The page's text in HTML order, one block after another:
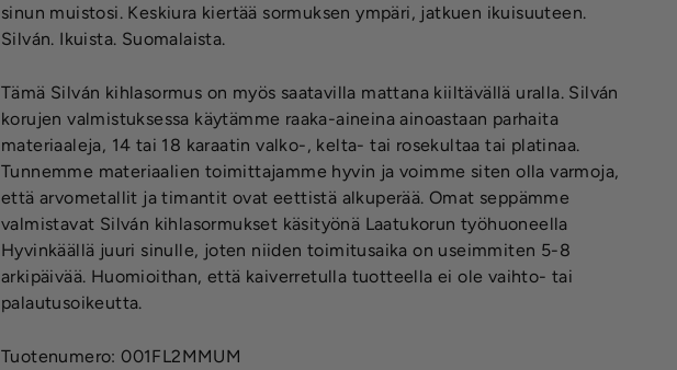
sinun muistosi. Keskiura kiertää sormuksen ympäri, jatkuen ikuisuuteen.
Silván. Ikuista. Suomalaista.
Tämä Silván kihlasormus on myös saatavilla mattana kiiltävällä uralla. Silván
korujen valmistuksessa käytämme raaka-aineina ainoastaan parhaita
materiaaleja, 14 tai 18 karaatin valko-, kelta- tai rosekultaa tai platinaa.
Tunnemme materiaalien toimittajamme hyvin ja voimme siten olla varmoja,
että arvometallit ja timantit ovat eettistä alkuperää. Omat seppämme
valmistavat Silván kihlasormukset käsityönä Laatukorun työhuoneella
Hyvinkäällä juuri sinulle, joten niiden toimitusaika on useimmiten 5-8
arkipäivää. Huomioithan, että kaiverretulla tuotteella ei ole vaihto- tai
palautusoikeutta.
Tuotenumero: 001FL2MMUM